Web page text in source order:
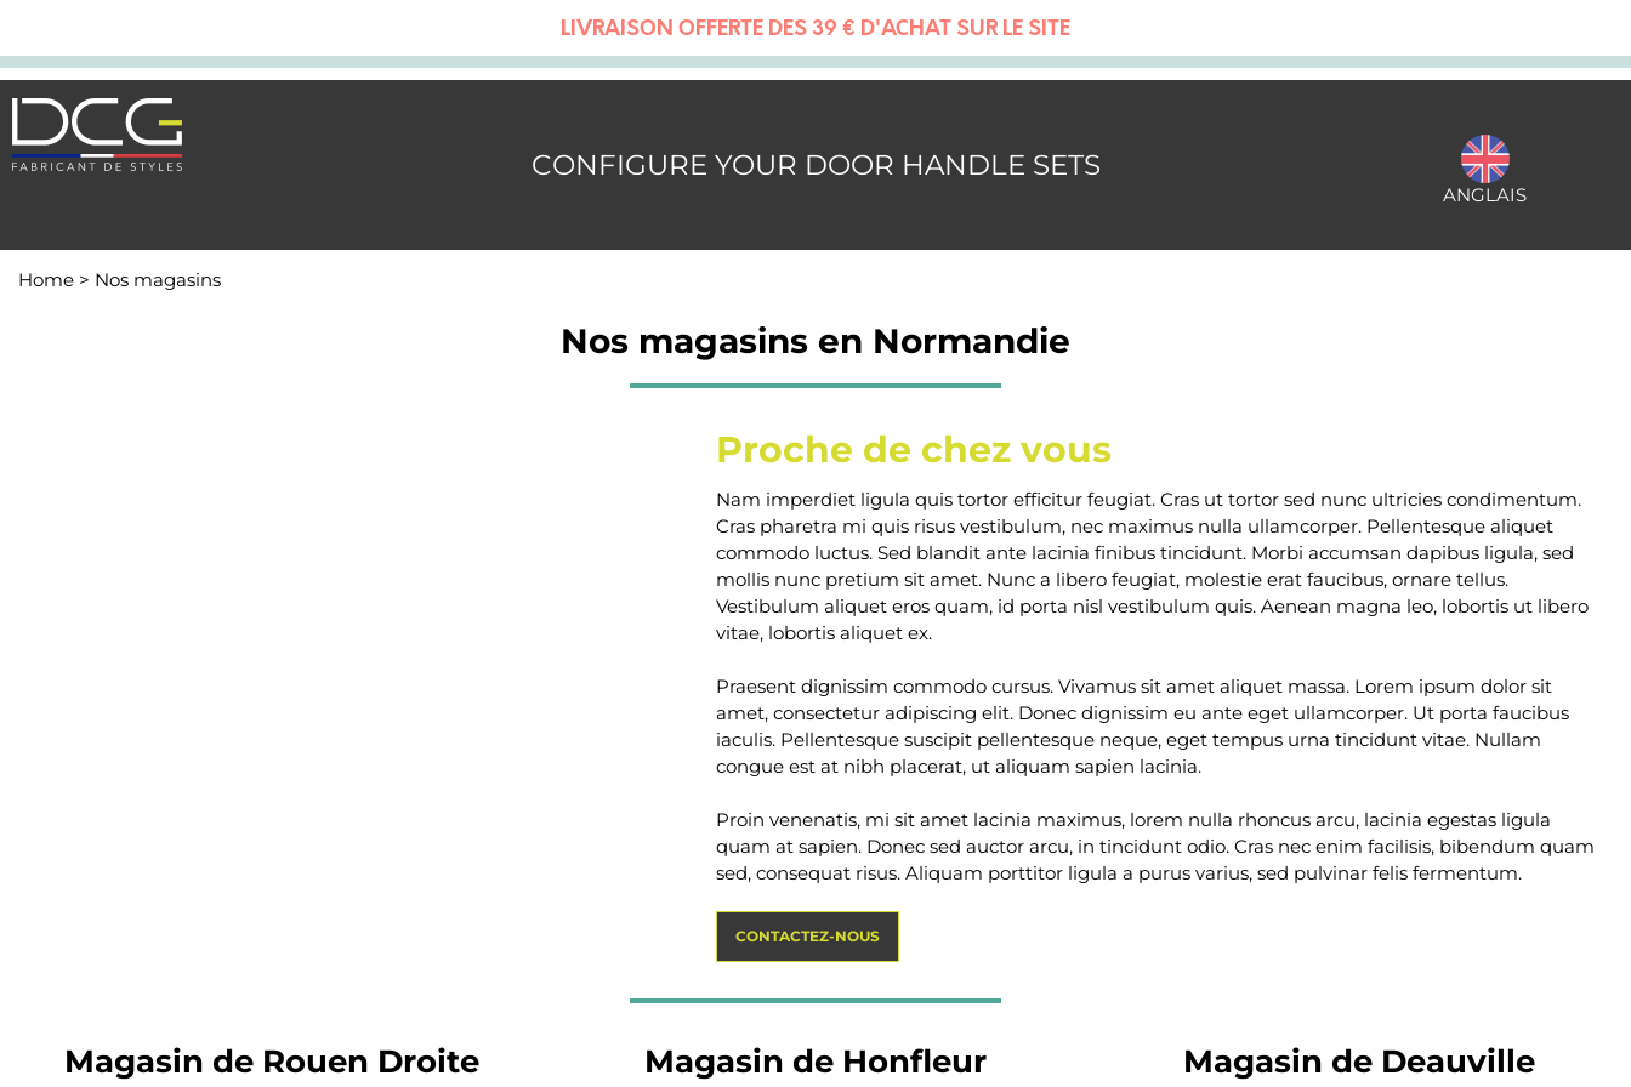
LIVRAISON OFFERTE DÈS 39 € D'ACHAT SUR LE SITE
CONFIGURE YOUR DOOR HANDLE SETS
ANGLAIS
Home > Nos magasins
Nos magasins en Normandie
Proche de chez vous
Nam imperdiet ligula quis tortor efficitur feugiat. Cras ut tortor sed nunc ultricies condimentum.
Cras pharetra mi quis risus vestibulum, nec maximus nulla ullamcorper. Pellentesque aliquet
commodo luctus. Sed blandit ante lacinia finibus tincidunt. Morbi accumsan dapibus ligula, sed
mollis nunc pretium sit amet. Nunc a libero feugiat, molestie erat faucibus, ornare tellus.
Vestibulum aliquet eros quam, id porta nisl vestibulum quis. Aenean magna leo, lobortis ut libero
vitae, lobortis aliquet ex.
Praesent dignissim commodo cursus. Vivamus sit amet aliquet massa. Lorem ipsum dolor sit
amet, consectetur adipiscing elit. Donec dignissim eu ante eget ullamcorper. Ut porta faucibus
iaculis. Pellentesque suscipit pellentesque neque, eget tempus urna tincidunt vitae. Nullam
congue est at nibh placerat, ut aliquam sapien lacinia.
Proin venenatis, mi sit amet lacinia maximus, lorem nulla rhoncus arcu, lacinia egestas ligula
quam at sapien. Donec sed auctor arcu, in tincidunt odio. Cras nec enim facilisis, bibendum quam
sed, consequat risus. Aliquam porttitor ligula a purus varius, sed pulvinar felis fermentum.
CONTACTEZ-NOUS
Magasin de Rouen Droite Magasin de Honfleur Magasin de Deauville